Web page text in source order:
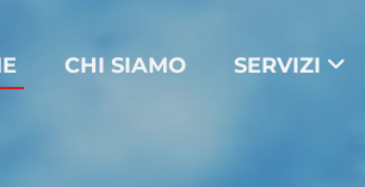
CHI SIAMO SERVIZI